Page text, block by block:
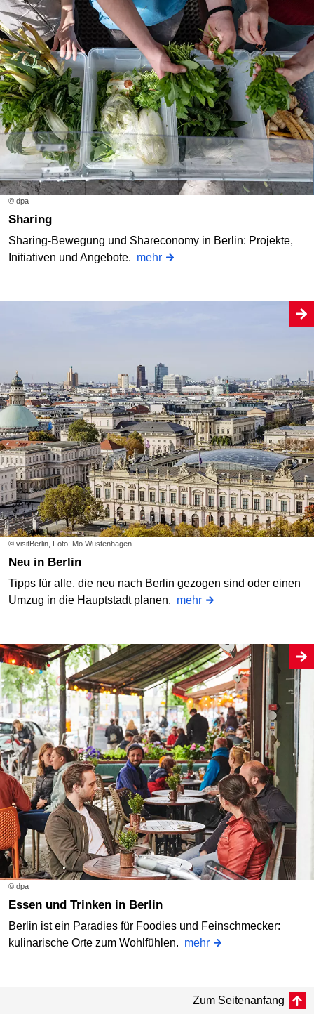
© dpa
Sharing
Sharing-Bewegung und Shareconomy in Berlin: Projekte,
Initiativen und Angebote. mehr
© visitBerlin, Foto: Mo Wüstenhagen
Neu in Berlin
Tipps für alle, die neu nach Berlin gezogen sind oder einen
Umzug in die Hauptstadt planen. mehr
© dpa
Essen und Trinken in Berlin
Berlin ist ein Paradies für Foodies und Feinschmecker:
kulinarische Orte zum Wohlfühlen. mehr
Zum Seitenanfang